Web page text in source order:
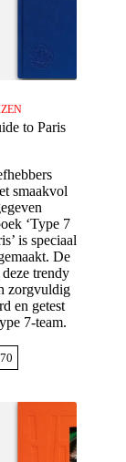
to Paris
smaakvol
‘Type 7
is speciaal
De
trendy
zorgvuldig
en getest
7-team.
70